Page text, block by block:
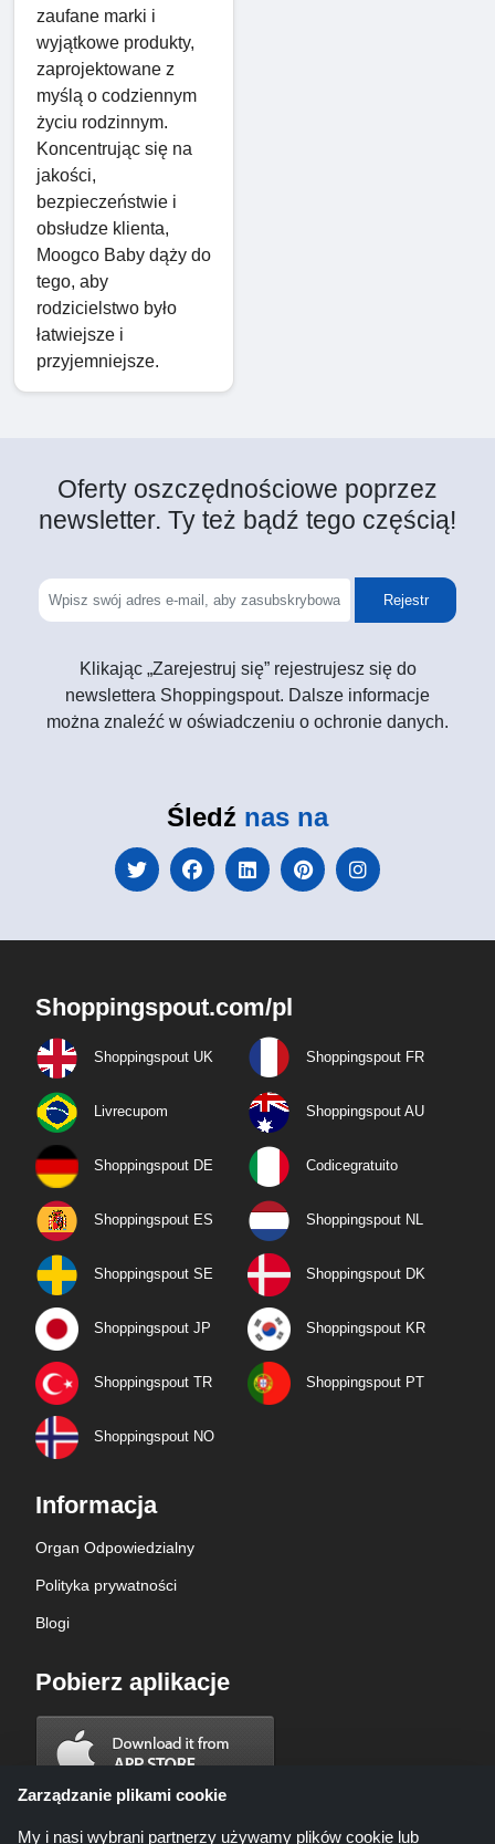
zaufane marki i
wyjątkowe produkty,
zaprojektowane z
myślą o codziennym
życiu rodzinnym.
Koncentrując się na
jakości,
bezpieczeństwie i
obsłudze klienta,
Moogco Baby dąży do
tego, aby
rodzicielstwo było
łatwiejsze i
przyjemniejsze.
Oferty oszczędnościowe poprzez
newsletter. Ty też bądź tego częścią!
Rejestr
Klikając „Zarejestruj się” rejestrujesz się do
newslettera Shoppingspout. Dalsze informacje
można znaleźć w oświadczeniu o ochronie danych.
Śledź nas na
Shoppingspout.com/pl
Shoppingspout UK Shoppingspout FR
Livrecupom Shoppingspout AU
Shoppingspout DE Codicegratuito
Shoppingspout ES Shoppingspout NL
Shoppingspout SE Shoppingspout DK
Shoppingspout JP Shoppingspout KR
Shoppingspout TR Shoppingspout PT
Shoppingspout NO
Informacja
Organ Odpowiedzialny
Polityka prywatności
Blogi
Pobierz aplikacje
Zarządzanie plikami cookie
My i nasi wybrani partnerzy używamy plików cookie lub